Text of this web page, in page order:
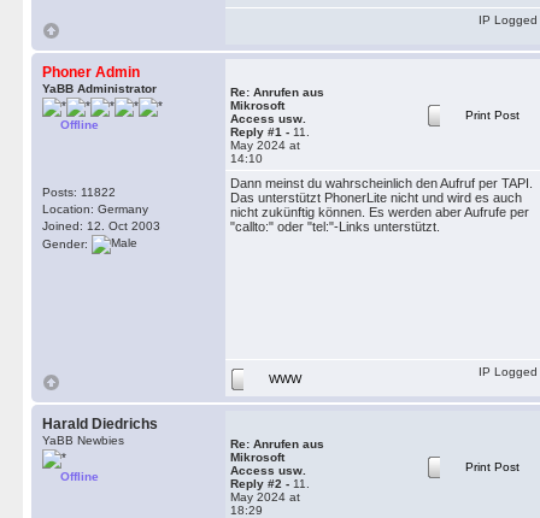
IP Logged
Phoner Admin
YaBB Administrator
Offline
Posts: 11822
Location: Germany
Joined: 12. Oct 2003
Gender:
Re: Anrufen aus
Mikrosoft
Access usw.
Reply #1 - 11.
May 2024 at
14:10
Print Post
Dann meinst du wahrscheinlich den Aufruf per TAPI.
Das unterstützt PhonerLite nicht und wird es auch
nicht zukünftig können. Es werden aber Aufrufe per
"callto:" oder "tel:"-Links unterstützt.
WWW
IP Logged
Harald Diedrichs
YaBB Newbies
Offline
Re: Anrufen aus
Mikrosoft
Access usw.
Reply #2 - 11.
May 2024 at
18:29
Print Post